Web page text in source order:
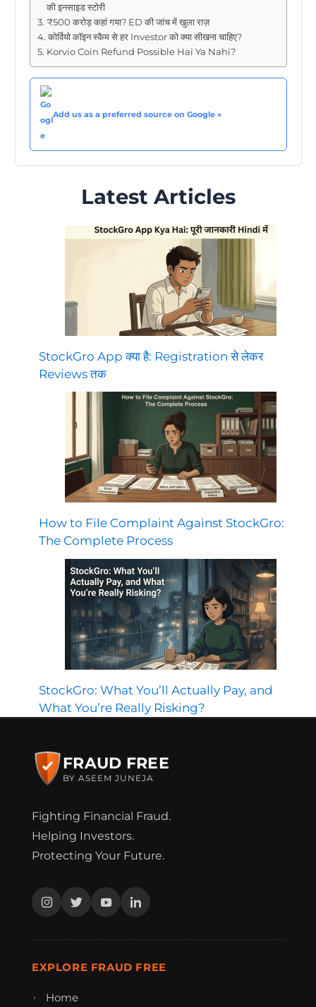
की इनसाइड स्टोरी
₹500 करोड़ कहां गया? ED की जांच में खुला राज़
कोर्वियो कॉइन स्कैम से हर Investor को क्या सीखना चाहिए?
Korvio Coin Refund Possible Hai Ya Nahi?
Add us as a preferred source on Google »
Latest Articles
StockGro App क्या है: Registration से लेकर
Reviews तक
How to File Complaint Against StockGro:
The Complete Process
StockGro: What You’ll Actually Pay, and
What You’re Really Risking?
FRAUD FREE
BY ASEEM JUNEJA
Fighting Financial Fraud.
Helping Investors.
Protecting Your Future.
EXPLORE FRAUD FREE
Home